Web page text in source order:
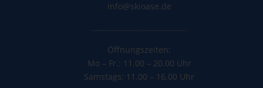
info@skioase.de
……………………………………..
Öffnungszeiten:
Mo – Fr.: 11.00 – 20.00 Uhr
Samstags: 11.00 – 16.00 Uhr